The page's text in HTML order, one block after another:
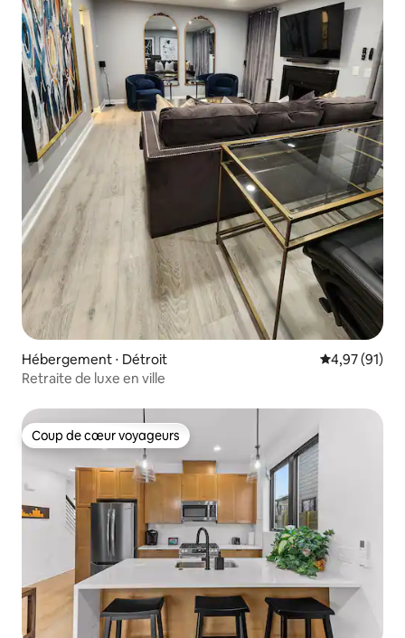
Hébergement ⋅ Détroit Évaluation
4,97 (91)
Retraite de luxe en ville
Coup de cœur voyageurs
Coup de cœur voyageurs